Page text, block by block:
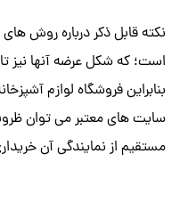
نکته قابل ذکر درباره روش
است؛ که شکل عرضه آنها نیز
بنابراین فروشگاه لوازم
سایت های معتبر می توان
مستقیم از نمایندگی آن